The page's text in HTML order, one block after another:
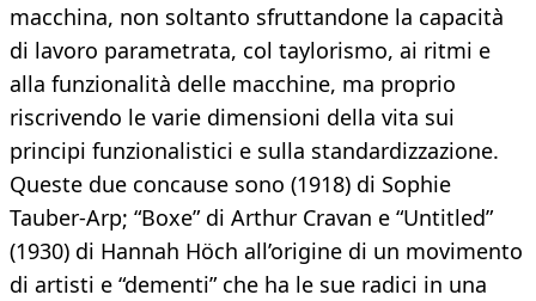
macchina, non soltanto sfruttandone la capacità
di lavoro parametrata, col taylorismo, ai ritmi e
alla funzionalità delle macchine, ma proprio
riscrivendo le varie dimensioni della vita sui
principi funzionalistici e sulla standardizzazione.
Queste due concause sono (1918) di Sophie
Tauber-Arp; “Boxe” di Arthur Cravan e “Untitled”
(1930) di Hannah Höch all’origine di un movimento
di artisti e “dementi” che ha le sue radici in una